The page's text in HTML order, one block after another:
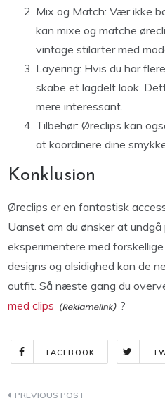
Mix og Match: Vær ikke
kan mixe og matche
vintage stilarter med
Layering: Hvis du har
skabe et lagdelt look.
mere interessant.
Tilbehør: Øreclips kan
at koordinere dine
Konklusion
Øreclips er en fantastisk
Uanset om du ønsker at
eksperimentere med
designs og alsidighed kan de
outfit. Så næste gang du
med clips
?
FACEBOOK